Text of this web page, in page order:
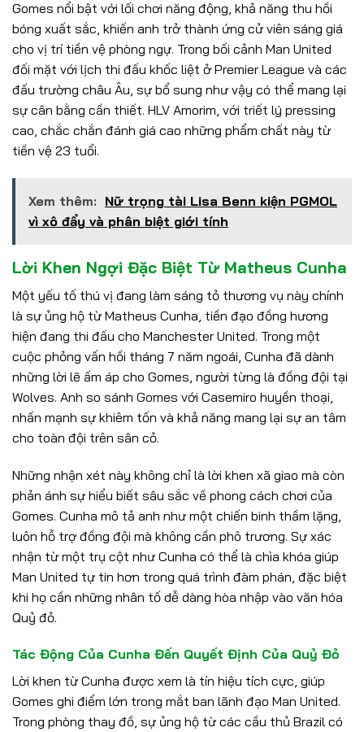
Gomes nổi bật với lối chơi năng động, khả năng thu hồi
bóng xuất sắc, khiến anh trở thành ứng cử viên sáng giá
cho vị trí tiền vệ phòng ngự. Trong bối cảnh Man United
đối mặt với lịch thi đấu khốc liệt ở Premier League và các
đấu trường châu Âu, sự bổ sung như vậy có thể mang lại
sự cân bằng cần thiết. HLV Amorim, với triết lý pressing
cao, chắc chắn đánh giá cao những phẩm chất này từ
tiền vệ 23 tuổi.
Xem thêm: Nữ trọng tài Lisa Benn kiện PGMOL
vì xô đẩy và phân biệt giới tính
Lời Khen Ngợi Đặc Biệt Từ Matheus Cunha
Một yếu tố thú vị đang làm sáng tỏ thương vụ này chính
là sự ủng hộ từ Matheus Cunha, tiền đạo đồng hương
hiện đang thi đấu cho Manchester United. Trong một
cuộc phỏng vấn hồi tháng 7 năm ngoái, Cunha đã dành
những lời lẽ ấm áp cho Gomes, người từng là đồng đội tại
Wolves. Anh so sánh Gomes với Casemiro huyền thoại,
nhấn mạnh sự khiêm tốn và khả năng mang lại sự an tâm
cho toàn đội trên sân cỏ.
Những nhận xét này không chỉ là lời khen xã giao mà còn
phản ánh sự hiểu biết sâu sắc về phong cách chơi của
Gomes. Cunha mô tả anh như một chiến binh thầm lặng,
luôn hỗ trợ đồng đội mà không cần phô trương. Sự xác
nhận từ một trụ cột như Cunha có thể là chìa khóa giúp
Man United tự tin hơn trong quá trình đàm phán, đặc biệt
khi họ cần những nhân tố dễ dàng hòa nhập vào văn hóa
Quỷ đỏ.
Tác Động Của Cunha Đến Quyết Định Của Quỷ Đỏ
Lời khen từ Cunha được xem là tín hiệu tích cực, giúp
Gomes ghi điểm lớn trong mắt ban lãnh đạo Man United.
Trong phòng thay đồ, sự ủng hộ từ các cầu thủ Brazil có